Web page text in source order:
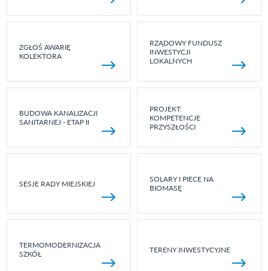
ZGŁOŚ AWARIĘ
KOLEKTORA
RZĄDOWY FUNDUSZ
INWESTYCJI
LOKALNYCH
BUDOWA KANALIZACJI
SANITARNEJ - ETAP II
PROJEKT:
KOMPETENCJE
PRZYSZŁOŚCI
SESJE RADY MIEJSKIEJ
SOLARY I PIECE NA
BIOMASĘ
TERMOMODERNIZACJA
SZKÓŁ
TERENY INWESTYCYJNE